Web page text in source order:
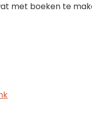
met boeken te